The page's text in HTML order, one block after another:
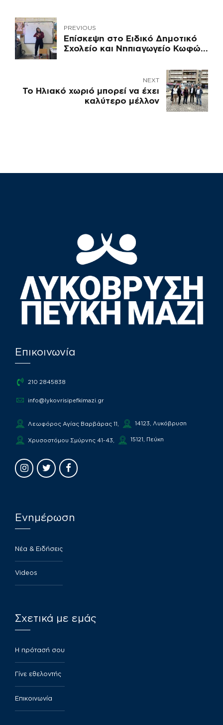
PREVIOUS
Επίσκεψη στο Ειδικό Δημοτικό
Σχολείο και Νηπιαγωγείο Κωφών
NEXT
Το Ηλιακό χωριό μπορεί να έχει
καλύτερο μέλλον
Επικοινωνία
210 2845838
info@lykovrisipefkimazi.gr
Λεωφόρος Αγίας Βαρβάρας 11, 14123, Λυκόβρυση
Χρυσοστόμου Σμύρνης 41-43, 15121, Πεύκη
Ενημέρωση
Νέα & Ειδήσεις
Videos
Σχετικά με εμάς
​Η πρότασή σου
Γίνε εθελοντής
Επικοινωνία